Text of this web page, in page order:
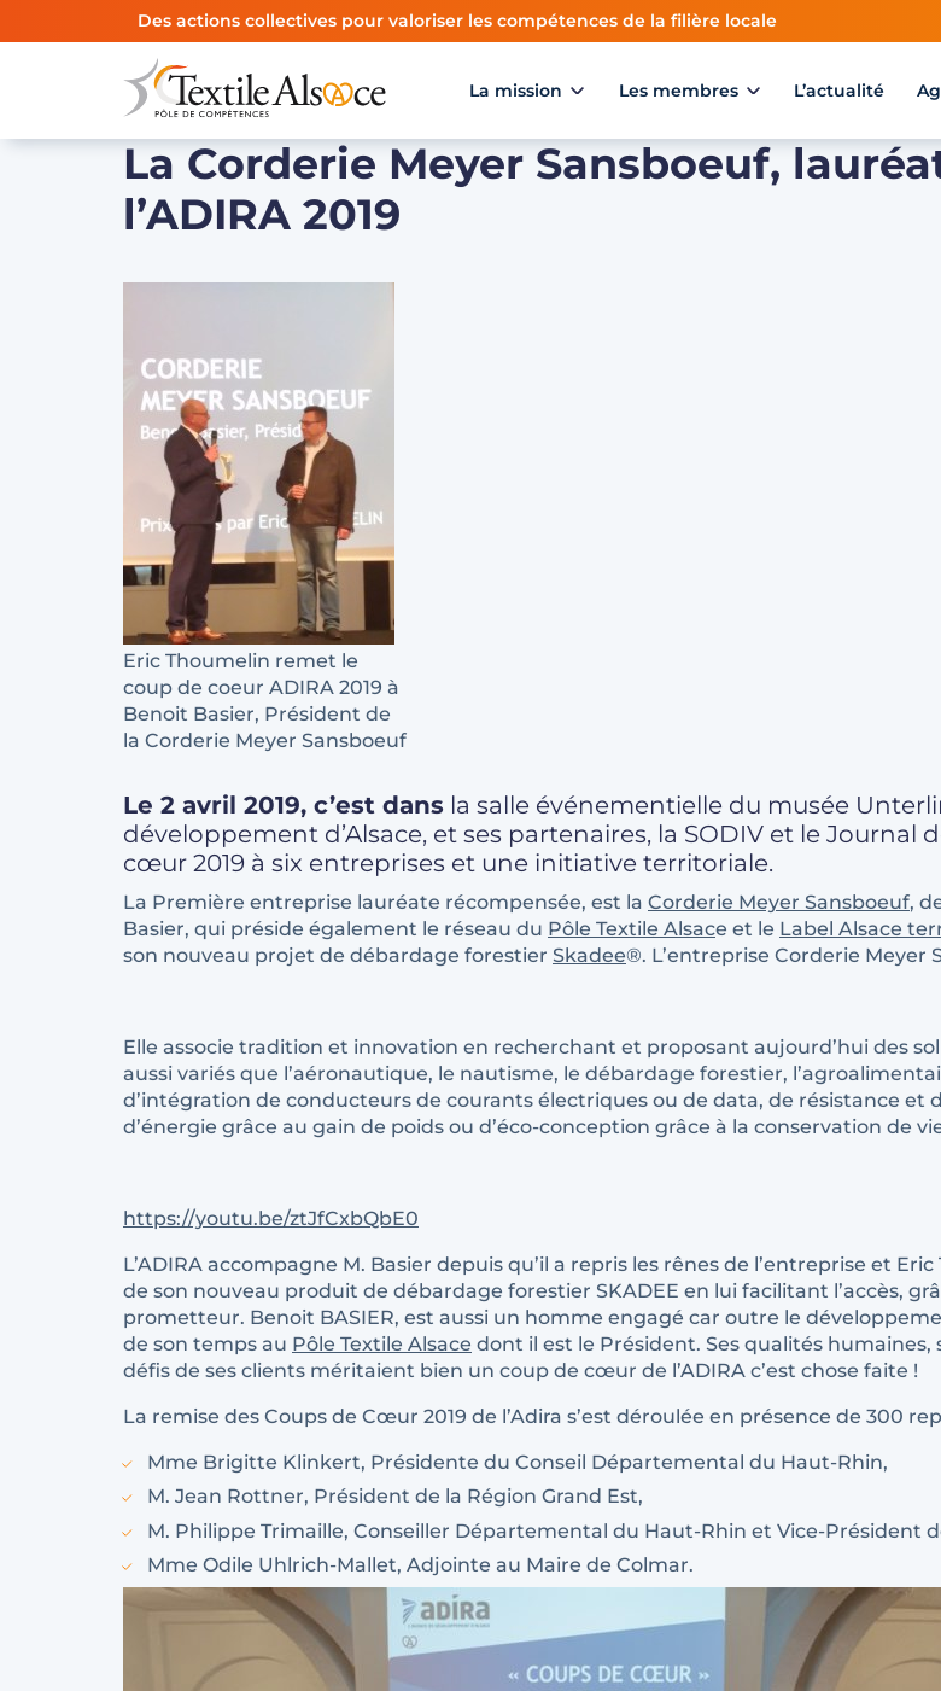
Des actions collectives pour valoriser les compétences de la filière locale
La mission Les membres L’actualité
La Corderie Meyer Sansboeuf,
l’ADIRA 2019
Eric Thoumelin remet le
coup de coeur ADIRA 2019 à
Benoit Basier, Président de
la Corderie Meyer Sansboeuf
Le 2 avril 2019, c’est dans la salle événementielle du musée
développement d’Alsace, et ses partenaires, la SODIV et le
cœur 2019 à six entreprises et une initiative territoriale.
La Première entreprise lauréate récompensée, est la Corderie Meyer Sansboeuf,
Basier, qui préside également le réseau du Pôle Textile Alsace et le Label Alsace
son nouveau projet de débardage forestier Skadee®. L’entreprise Corderie Meyer
Elle associe tradition et innovation en recherchant et proposant aujourd’hui des
aussi variés que l’aéronautique, le nautisme, le débardage forestier,
d’intégration de conducteurs de courants électriques ou de data, de résistance et
d’énergie grâce au gain de poids ou d’éco-conception grâce à la conservation de
https://youtu.be/ztJfCxbQbE0
L’ADIRA accompagne M. Basier depuis qu’il a repris les rênes de l’entreprise et
de son nouveau produit de débardage forestier SKADEE en lui facilitant l’accès,
prometteur. Benoit BASIER, est aussi un homme engagé car outre le
de son temps au Pôle Textile Alsace dont il est le Président. Ses qualités
défis de ses clients méritaient bien un coup de cœur de l’ADIRA c’est chose faite !
La remise des Coups de Cœur 2019 de l’Adira s’est déroulée en présence de 300
Mme Brigitte Klinkert, Présidente du Conseil Départemental du Haut-Rhin,
M. Jean Rottner, Président de la Région Grand Est,
M. Philippe Trimaille, Conseiller Départemental du Haut-Rhin et Vice-Président
Mme Odile Uhlrich-Mallet, Adjointe au Maire de Colmar.
Panneau de gestion des cookies